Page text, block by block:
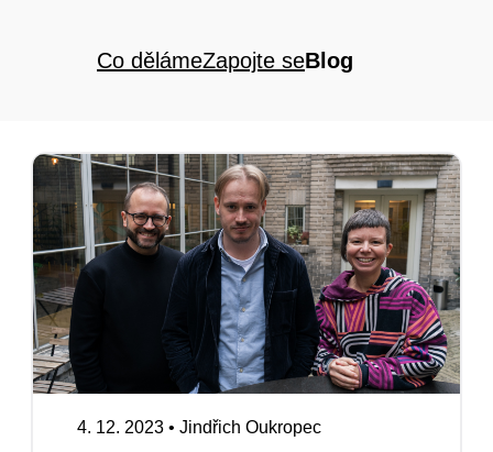
Co dělámeZapojte seBlog
4. 12. 2023 • Jindřich Oukropec